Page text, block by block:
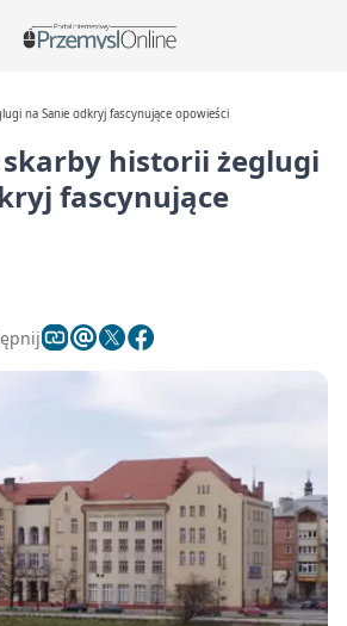
na Sanie odkryj fascynujące opowieści
historii żeglugi
fascynujące